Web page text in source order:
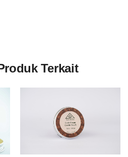
Terkait